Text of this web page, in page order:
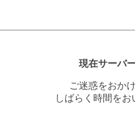
現在サーバ
ご迷惑をおか
しばらく時間を